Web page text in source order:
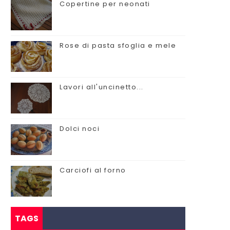
Copertine per neonati
Rose di pasta sfoglia e mele
Lavori all'uncinetto...
Dolci noci
Carciofi al forno
TAGS